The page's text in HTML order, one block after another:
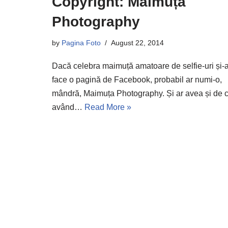
Photography
by Pagina Foto August 22, 2014
Dacă celebra maimuță amatoare de selfie-uri și-
face o pagină de Facebook, probabil ar numi-o,
mândră, Maimuța Photography. Și ar avea și de
având… Read More »